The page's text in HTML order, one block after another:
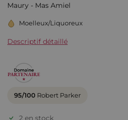
Maury - Mas Amiel
Moelleux/Liquoreux
Descriptif détaillé
95/100 Robert Parker
2 en stock